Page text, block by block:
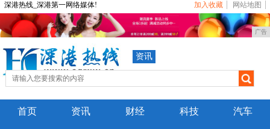
深港热线_深港第一网络媒体! 加入收藏 网站地图
广告
资讯
首页 资讯 财经 科技 汽车